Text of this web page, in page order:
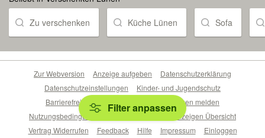
Zu verschenken Küche Lünen Sofa
Filter anpassen
Zur Webversion Anzeige aufgeben
Datenschutzerklärung
Datenschutzeinstellungen
Kinder- und Jugendschutz
Barrierefreiheitserklärung
Sicherheitslücken melden
Nutzungsbedingungen
Beliebte Suchen
Anzeigen Übersicht
Vertrag Widerrufen
Feedback Hilfe Impressum Einloggen